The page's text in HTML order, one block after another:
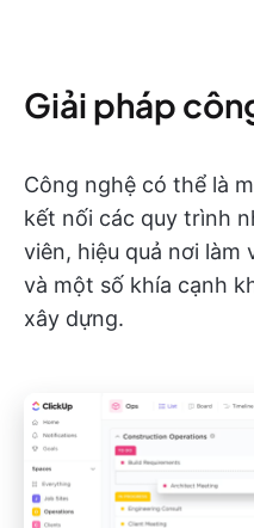
Giải pháp
Công nghệ có thể là
kết nối các quy trình
viên, hiệu quả nơi làm
và một số khía cạnh
xây dựng.